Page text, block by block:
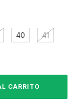
40 41